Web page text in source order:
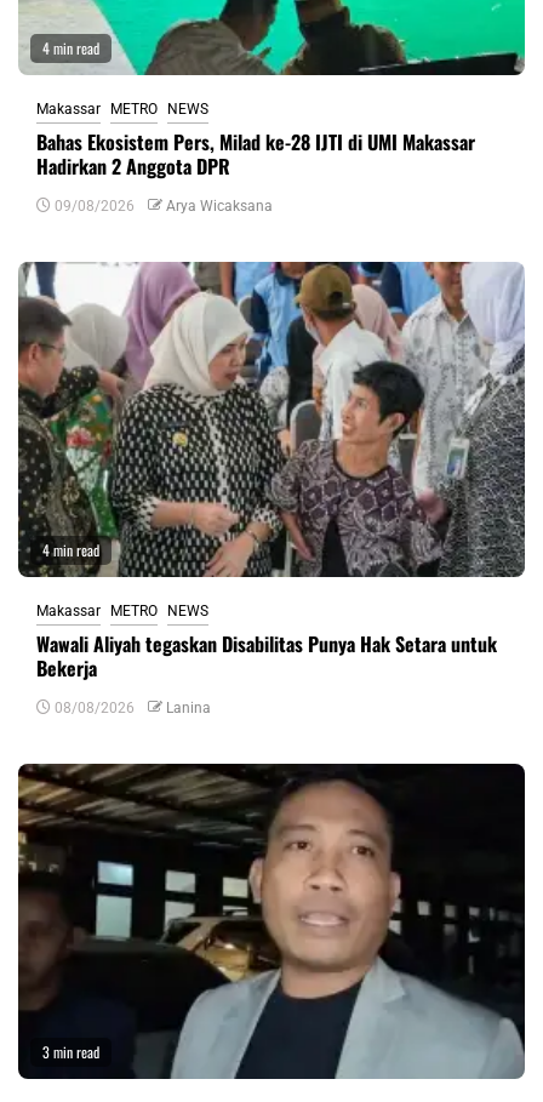
4 min read
Makassar METRO NEWS
Bahas Ekosistem Pers, Milad ke-28 IJTI di UMI Makassar
Hadirkan 2 Anggota DPR
09/08/2026 Arya Wicaksana
4 min read
Makassar METRO NEWS
Wawali Aliyah tegaskan Disabilitas Punya Hak Setara untuk
Bekerja
08/08/2026 Lanina
3 min read